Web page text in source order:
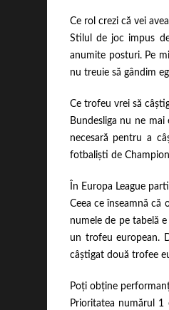
Ce rol crezi că vei
Stilul de joc impus
anumite posturi. Pe
nu treuie să gândim
Ce trofeu vrei să
Bundesliga nu ne
necesară pentru a
fotbaliști de
În Europa League
Ceea ce înseamnă
numele de pe tabelă
un trofeu european.
câștigat două trofee
Poți obține
Prioritatea numărul 1